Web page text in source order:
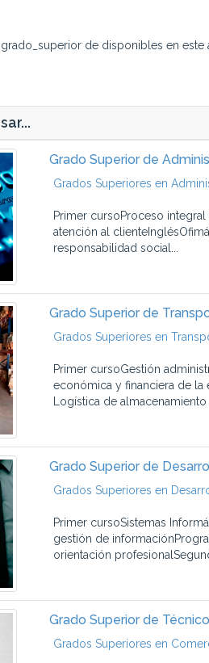
de disponibles en este
Grado Superior de
Grados Superiores en
Primer cursoProceso
atención al
responsabilidad social...
Grado Superior de
Grados Superiores en
Primer cursoGestión
económica y financiera de la
Logística de almacenamiento
Grado Superior de
Grados Superiores en
Primer cursoSistemas
gestión de
orientación
Grado Superior de
Grados Superiores en